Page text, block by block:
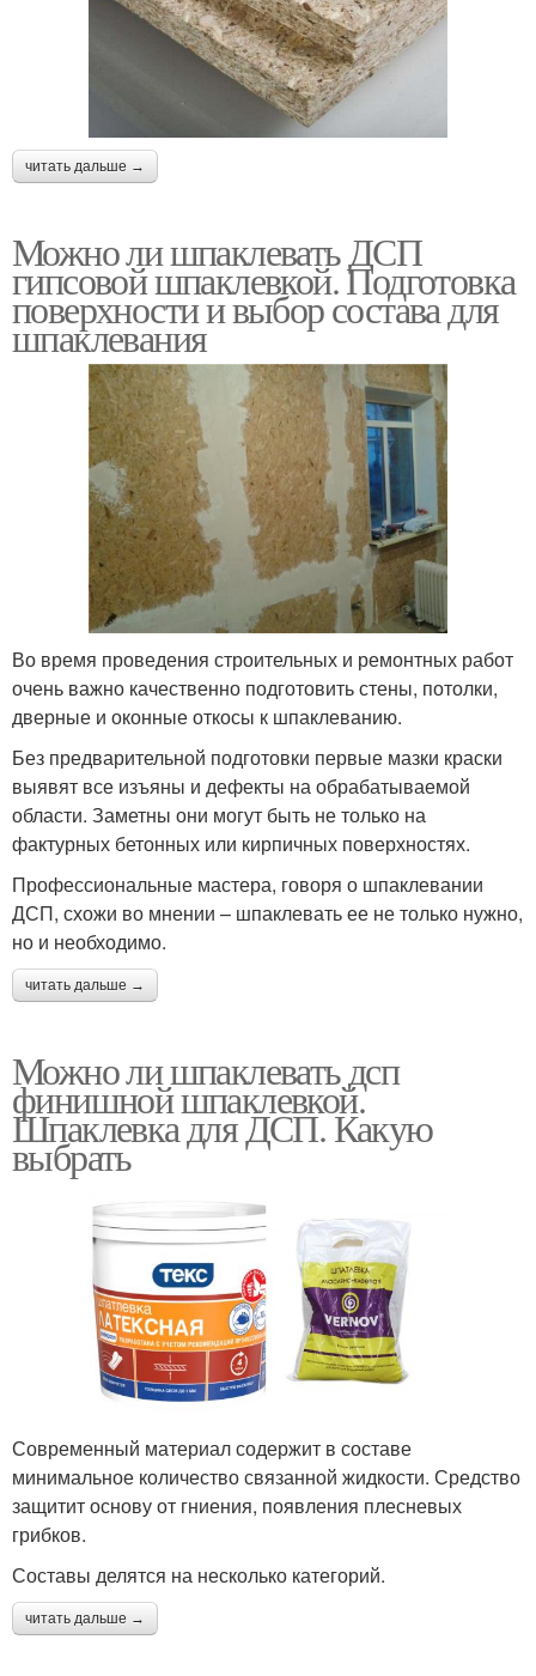
читать дальше →
Можно ли шпаклевать ДСП
гипсовой шпаклевкой. Подготовка
поверхности и выбор состава для
шпаклевания
Во время проведения строительных и ремонтных работ
очень важно качественно подготовить стены, потолки,
дверные и оконные откосы к шпаклеванию.
Без предварительной подготовки первые мазки краски
выявят все изъяны и дефекты на обрабатываемой
области. Заметны они могут быть не только на
фактурных бетонных или кирпичных поверхностях.
Профессиональные мастера, говоря о шпаклевании
ДСП, схожи во мнении – шпаклевать ее не только нужно,
но и необходимо.
читать дальше →
Можно ли шпаклевать дсп
финишной шпаклевкой.
Шпаклевка для ДСП. Какую
выбрать
Современный материал содержит в составе
минимальное количество связанной жидкости. Средство
защитит основу от гниения, появления плесневых
грибков.
Составы делятся на несколько категорий.
читать дальше →